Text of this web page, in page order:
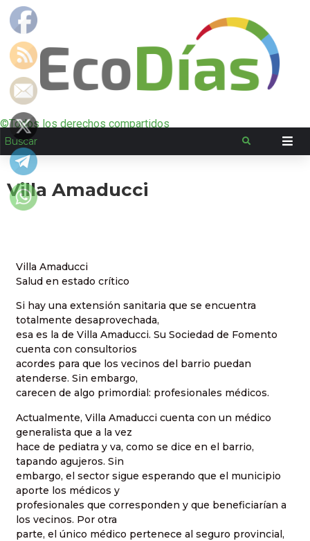
©Todos los derechos compartidos
Villa Amaducci
Villa Amaducci
Salud en estado crítico
Si hay una extensión sanitaria que se encuentra
totalmente desaprovechada,
esa es la de Villa Amaducci. Su Sociedad de Fomento
cuenta con consultorios
acordes para que los vecinos del barrio puedan
atenderse. Sin embargo,
carecen de algo primordial: profesionales médicos.
Actualmente, Villa Amaducci cuenta con un médico
generalista que a la vez
hace de pediatra y va, como se dice en el barrio,
tapando agujeros. Sin
embargo, el sector sigue esperando que el municipio
aporte los médicos y
profesionales que corresponden y que beneficiarían a
los vecinos. Por otra
parte, el único médico pertenece al seguro provincial,